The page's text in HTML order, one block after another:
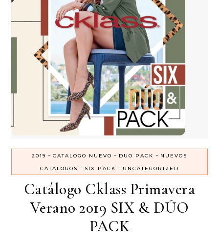
2019 - CATALOGO NUEVO - DUO PACK - NUEVOS
CATALOGOS - SIX PACK - UNCATEGORIZED
Catálogo Cklass Primavera
Verano 2019 SIX & DÚO
PACK